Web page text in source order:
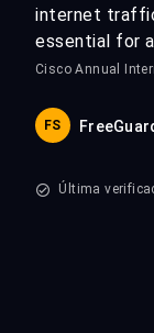
internet
essential for
Cisco Annual
FS
Última